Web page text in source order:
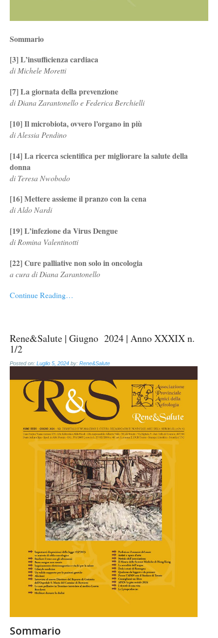
Sommario
[3] L’insufficienza cardiaca
di Michele Moretti
[7] La giornata della prevenzione
di Diana Zarantonello e Federica Berchielli
[10] Il microbiota, ovvero l’organo in più
di Alessia Pendino
[14] La ricerca scientifica per migliorare la salute della
donna
di Teresa Nwobodo
[16] Mettere assieme il pranzo con la cena
di Aldo Nardi
[19] L’infezione da Virus Dengue
di Romina Valentinotti
[22] Cure palliative non solo in oncologia
a cura di Diana Zarantonello
Continue Reading…
Rene&Salute | Giugno 2024 | Anno XXXIX n.
1/2
Posted on: Luglio 5, 2024 by: Rene&Salute
Sommario